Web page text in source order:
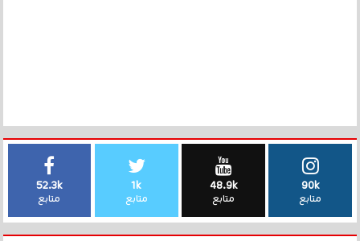
52.3k
متابع
1k
متابع
48.9k
متابع
90k
متابع